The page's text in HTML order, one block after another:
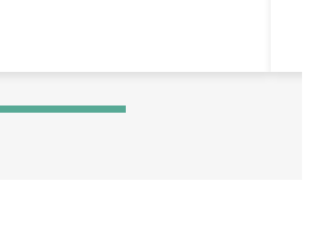
2 3 4 5 6 7 8 9